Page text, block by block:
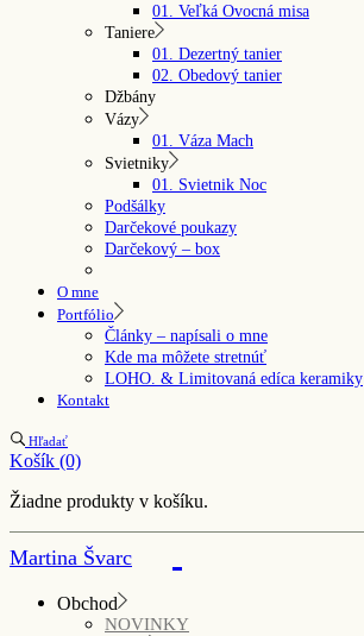
01. Veľká Ovocná misa
Taniere
01. Dezertný tanier
02. Obedový tanier
Džbány
Vázy
01. Váza Mach
Svietniky
01. Svietnik Noc
Podšálky
Darčekové poukazy
Darčekový – box
O mne
Portfólio
Články – napísali o mne
Kde ma môžete stretnúť
LOHO. & Limitovaná edíca keramiky
Kontakt
Hľadať
Košík (0)
Žiadne produkty v košíku.
Martina Švarc
Obchod
NOVINKY